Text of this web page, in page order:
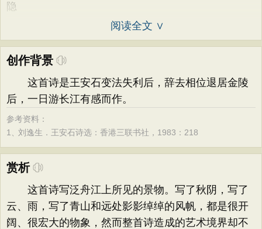
隐
阅读全文 ∨
创作背景
这首诗是王安石变法失利后，辞去相位退居金陵
后，一日游长江有感而作。
参考资料：
1、刘逸生．王安石诗选：香港三联书社，1983：218
赏析
这首诗写泛舟江上所见的景物。写了秋阴，写了
云、雨，写了青山和远处影影绰绰的风帆，都是很开
阔、很宏大的物象，然而整首诗造成的艺术境界却不